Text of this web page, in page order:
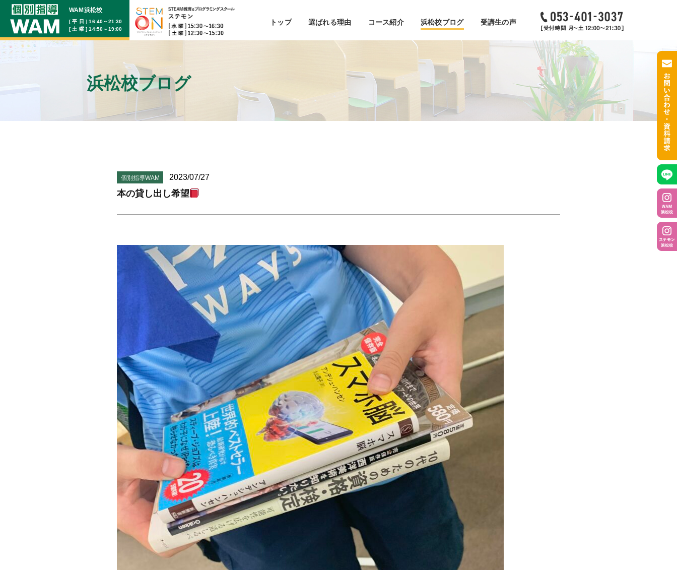
WAM浜松校
[ 平 日 ] 16:40～21:30
[ 土 曜 ] 14:50～19:00
トップ 選ばれる理由 コース紹介 浜松校ブログ 受講生の声
浜松校ブログ
個別指導WAM 2023/07/27
本の貸し出し希望